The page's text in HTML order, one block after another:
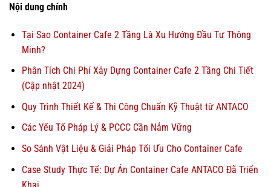
Nội dung chính
Tại Sao Container Cafe 2 Tầng Là Xu Hướng Đầu Tư Thông
Minh?
Phân Tích Chi Phí Xây Dựng Container Cafe 2 Tầng Chi Tiết
(Cập nhật 2024)
Quy Trình Thiết Kế & Thi Công Chuẩn Kỹ Thuật từ ANTACO
Các Yếu Tố Pháp Lý & PCCC Cần Nắm Vững
So Sánh Vật Liệu & Giải Pháp Tối Ưu Cho Container Cafe
Case Study Thực Tế: Dự Án Container Cafe ANTACO Đã Triển
Khai